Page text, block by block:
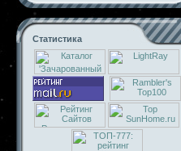
Статистика